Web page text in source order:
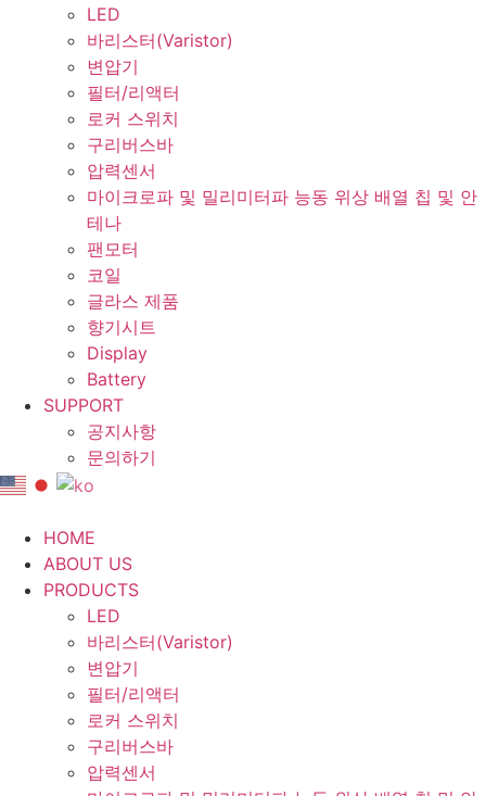
LED
바리스터(Varistor)
변압기
필터/리액터
로커 스위치
구리버스바
압력센서
마이크로파 및 밀리미터파 능동 위상 배열 칩 및 안
테나
팬모터
코일
글라스 제품
향기시트
Display
Battery
SUPPORT
공지사항
문의하기
HOME
ABOUT US
PRODUCTS
LED
바리스터(Varistor)
변압기
필터/리액터
로커 스위치
구리버스바
압력센서